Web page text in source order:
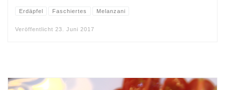
Erdäpfel Faschiertes Melanzani
Veröffentlicht 23. Juni 2017